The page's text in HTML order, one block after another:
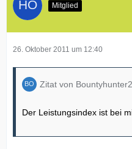
Mitglied
26. Oktober 2011 um 12:40
Zitat von
Der Leistungsindex ist bei